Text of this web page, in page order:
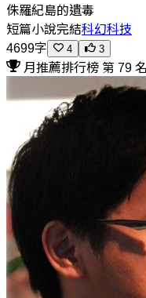
侏羅紀島的遺毒
短篇小說完結科幻科技
4699字
4 3
月推薦排行榜 第 79 名